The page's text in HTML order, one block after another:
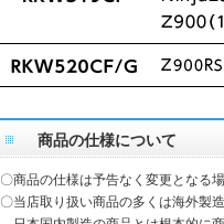
商品の仕様について
〇商品の仕様は予告なく変更となる
〇当店取り扱い商品の多くは海外製